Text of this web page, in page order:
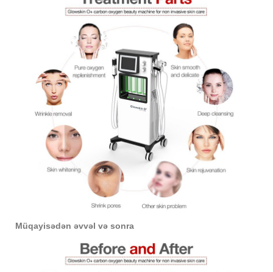
Müqayisədən əvvəl və sonra